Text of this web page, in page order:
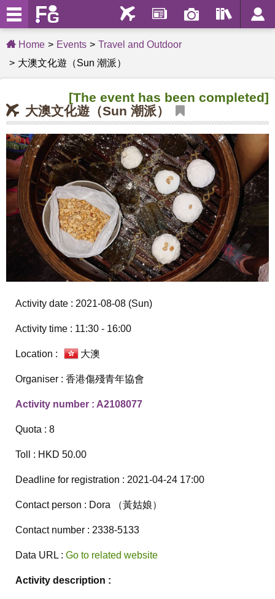
Home Events
Travel and Outdoor
大澳文化遊（Sun 潮派）
[The event has been completed]
大澳文化遊（Sun 潮派）
Activity date : 2021-08-08 (Sun)
Activity time : 11:30 - 16:00
Location : 大澳
Organiser : 香港傷殘青年協會
Activity number : A2108077
Quota : 8
Toll : HKD 50.00
Deadline for registration : 2021-04-24 17:00
Contact person : Dora （黃姑娘）
Contact number : 2338-5133
Data URL : Go to related website
Activity description :